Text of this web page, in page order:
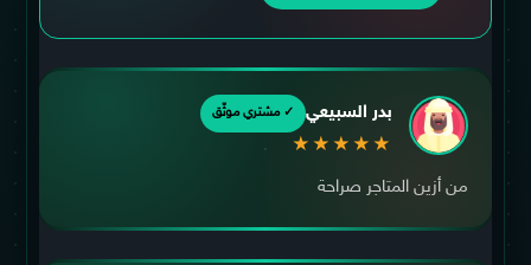
بدر السبيعي ✓ مشتري موثّق
★★★★★
من أزين المتاجر صراحة